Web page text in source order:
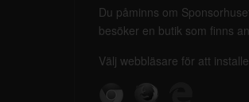
Du påminns om
besöker en butik som finns
Välj webbläsare för att